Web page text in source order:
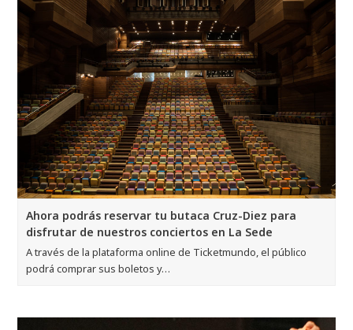
Ahora podrás reservar tu butaca Cruz-Diez para
disfrutar de nuestros conciertos en La Sede
A través de la plataforma online de Ticketmundo, el público
podrá comprar sus boletos y…